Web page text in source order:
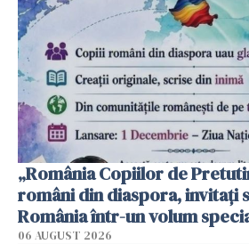
„România Copiilor de
români din diaspora, invitați
România într-un volum
06 AUGUST 2026